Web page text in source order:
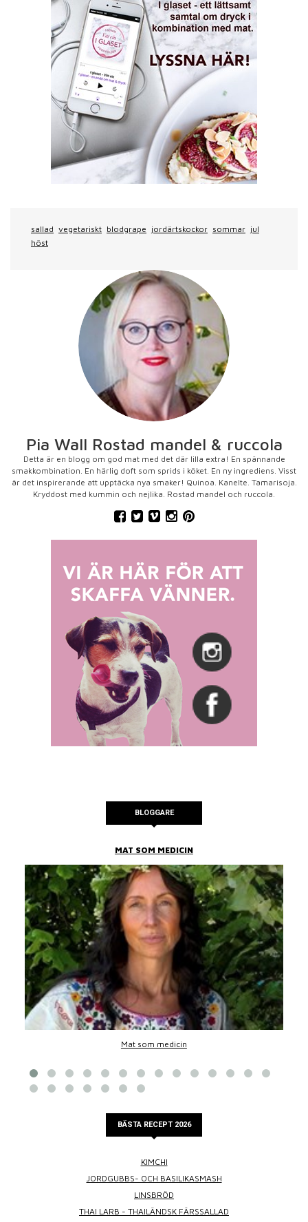
sallad vegetariskt blodgrape jordärtskockor sommar jul
höst
Pia Wall Rostad mandel & ruccola
Detta är en blogg om god mat med det där lilla extra! En spännande
smakkombination. En härlig doft som sprids i köket. En ny ingrediens. Visst
är det inspirerande att upptäcka nya smaker! Quinoa. Kanelte. Tamarisoja.
Kryddost med kummin och nejlika. Rostad mandel och ruccola.
BLOGGARE
MAT SOM MEDICIN
Mat som medicin
BÄSTA RECEPT 2026
KIMCHI
JORDGUBBS- OCH BASILIKASMASH
LINSBRÖD
THAI LARB - THAILÄNDSK FÄRSSALLAD